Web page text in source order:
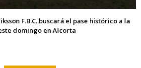
F.B.C. buscará el pase histórico a la
domingo en Alcorta